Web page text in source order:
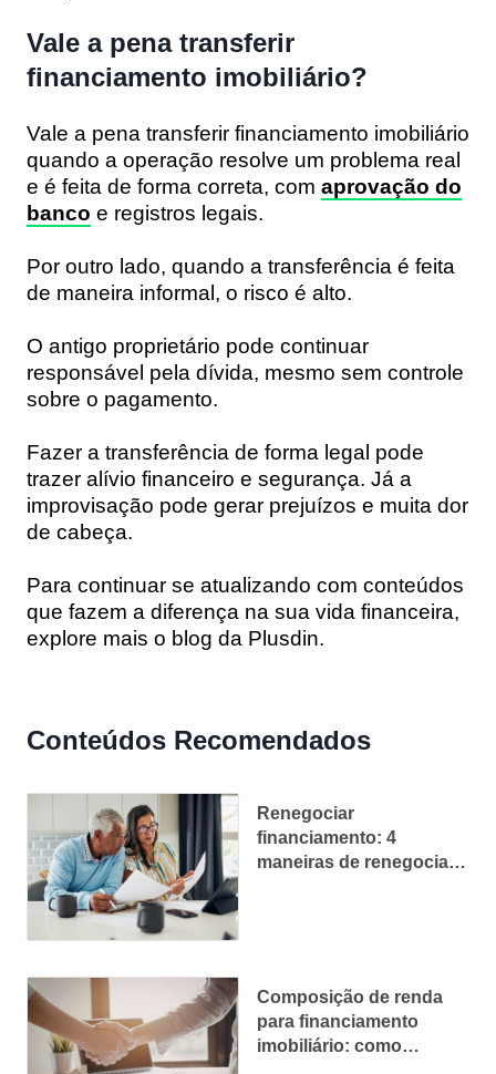
Vale a pena transferir
financiamento imobiliário?
Vale a pena transferir financiamento imobiliário
quando a operação resolve um problema real
e é feita de forma correta, com aprovação do
banco e registros legais.
Por outro lado, quando a transferência é feita
de maneira informal, o risco é alto.
O antigo proprietário pode continuar
responsável pela dívida, mesmo sem controle
sobre o pagamento.
Fazer a transferência de forma legal pode
trazer alívio financeiro e segurança. Já a
improvisação pode gerar prejuízos e muita dor
de cabeça.
Para continuar se atualizando com conteúdos
que fazem a diferença na sua vida financeira,
explore mais o blog da Plusdin.
Conteúdos Recomendados
Renegociar
financiamento: 4
maneiras de renegociar
Composição de renda
para financiamento
imobiliário: como